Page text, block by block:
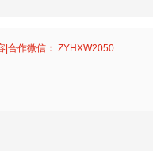
|合作微信： ZYHXW2050